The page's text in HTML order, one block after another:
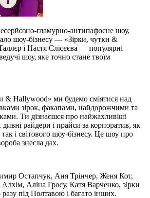
гламурно-антипафосне шоу,
шоу-бізнесу — «Зірки, чутки &
і Настя Єлісєєва — популярні
шоу, яке точно стане твоїм
& Hallywood» ми будемо сміятися над
зірок, факапами, найдорожчими та
Ти дізнаєшся про найжахливіші
райдери і прайси за корпоратив, як
так і світового шоу-бізнесу. Це шоу про
знесла дах.
Остапчук, Аня Трінчер, Женя Кот,
Аліна Гросу, Катя Варченко, зірки
під Полтавою і багато інших.